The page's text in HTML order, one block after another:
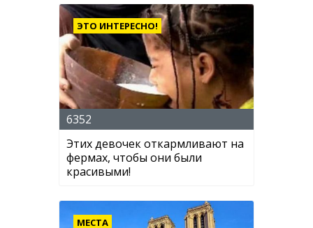
ЭТО ИНТЕРЕСНО!
6352
Этих девочек откармливают на
фермах, чтобы они были
красивыми!
МЕСТА